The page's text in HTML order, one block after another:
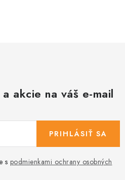
akcie na váš e-mail
s podmienkami ochrany osobných
PRIHLÁSIŤ SA